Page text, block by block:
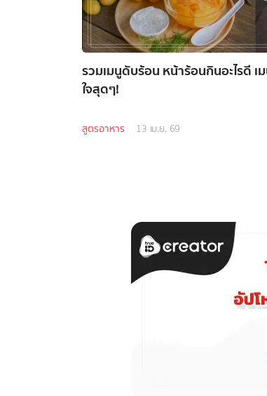
รวมเมนูดับร้อน หน้าร้อนกินอะไรดี
ใจสุดๆ!
สูตรอาหาร 13 เม.ย. 69